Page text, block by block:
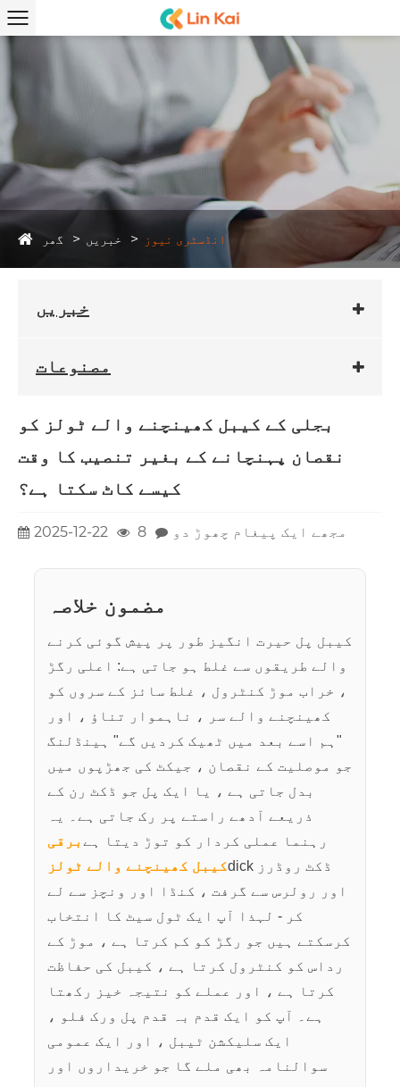
گھر خبریں انڈسٹری نیوز
خبریں
مصنوعات
بجلی کے کیبل کھینچنے والے ٹولز کو
نقصان پہنچانے کے بغیر تنصیب کا وقت
کیسے کاٹ سکتا ہے؟
2025-12-22 8 مجھے ایک پیغام چھوڑ دو
مضمون خلاصہ
کیبل پل حیرت انگیز طور پر پیش گوئی کرنے
والے طریقوں سے غلط ہو جاتی ہے: اعلی رگڑ
، خراب موڑ کنٹرول ، غلط سائز کے سروں کو
کھینچنے والے سر ، ناہموار تناؤ ، اور
"ہم اسے بعد میں ٹھیک کردیں گے" ہینڈلنگ
جو موصلیت کے نقصان ، جیکٹ کی جھڑپوں میں
بدل جاتی ہے ، یا ایک پل جو ڈکٹ رن کے
ذریعے آدھے راستے پر رک جاتی ہے۔ یہ
رہنما عملی کردار کو توڑ دیتا ہے برقی
کیبل کھینچنے والے ٹولزdick ڈکٹ روڈرز
اور رولرس سے گرفت ، کنڈا اور ونچز سے لے
کر - لہذا آپ ایک ٹول سیٹ کا انتخاب
کرسکتے ہیں جو رگڑ کو کم کرتا ہے ، موڑ کے
رداس کو کنٹرول کرتا ہے ، کیبل کی حفاظت
کرتا ہے ، اور عملے کو نتیجہ خیز رکھتا
ہے۔ آپ کو ایک قدم بہ قدم پل ورک فلو ،
ایک سلیکشن ٹیبل ، اور ایک عمومی
سوالنامہ بھی ملے گا جو خریداروں اور